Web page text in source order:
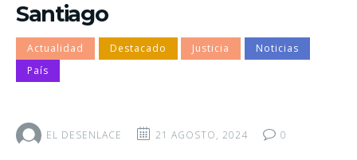
Santiago
Actualidad Destacado Justicia
Noticias
País
EL DESENLACE 21 AGOSTO, 2024 0